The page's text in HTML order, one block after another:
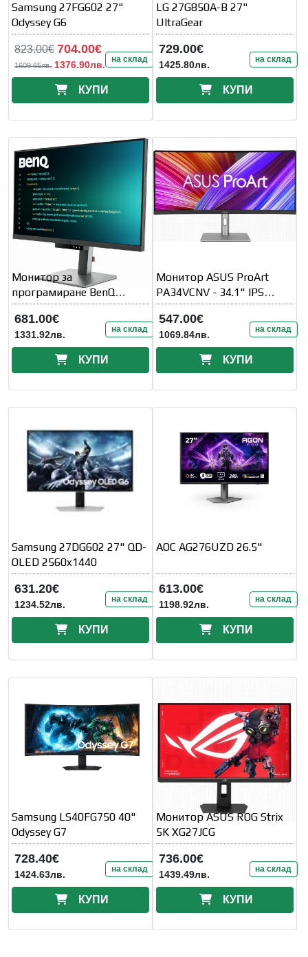
Samsung 27FG602 27"
Odyssey G6
823.00€ 704.00€
1609.65лв. 1376.90лв. на склад
КУПИ
LG 27G850A-B 27"
UltraGear
729.00€
1425.80лв. на склад
КУПИ
Монитор за
програмиране BenQ
RD320U
681.00€
1331.92лв. на склад
КУПИ
Монитор ASUS ProArt
PA34VCNV - 34.1" IPS
3800R Curved
547.00€
1069.84лв. на склад
КУПИ
Samsung 27DG602 27" QD-
OLED 2560x1440
631.20€
1234.52лв. на склад
КУПИ
AOC AG276UZD 26.5"
613.00€
1198.92лв. на склад
КУПИ
Samsung LS40FG750 40"
Odyssey G7
728.40€
1424.63лв. на склад
КУПИ
Монитор ASUS ROG Strix
5K XG27JCG
736.00€
1439.49лв. на склад
КУПИ